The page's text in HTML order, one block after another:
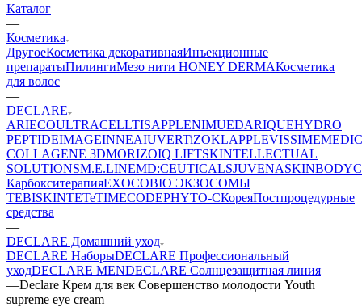
Каталог
—
Косметика
ДругоеКосметика декоративнаяИнъекционные
препаратыПилингиМезо нити HONEY DERMAКосметика
для волос
—
DECLARE
ARIECOULTRACELLTISAPPLENIMUEDARIQUEHYDRO
PEPTIDEIMAGEINNEAIUVERTiZOKLAPPLEVISSIME
COLLAGENE 3DMORIZOIQ LIFTSKINTELLECTUAL
SOLUTIONSM.E.LINEMD:CEUTICALSJUVENASKINBODY
КарбокситерапияEXOCOBIO ЭКЗОСОМЫ
TEBISKINTETeTIMECODEPHYTO-CКореяПостпроцедурные
средства
—
DECLARE Домашний уход
DECLARE НаборыDECLARE Профессиональный
уходDECLARE MENDECLARE Солнцезащитная линия
—Declare Крем для век Совершенство молодости Youth
supreme eye cream